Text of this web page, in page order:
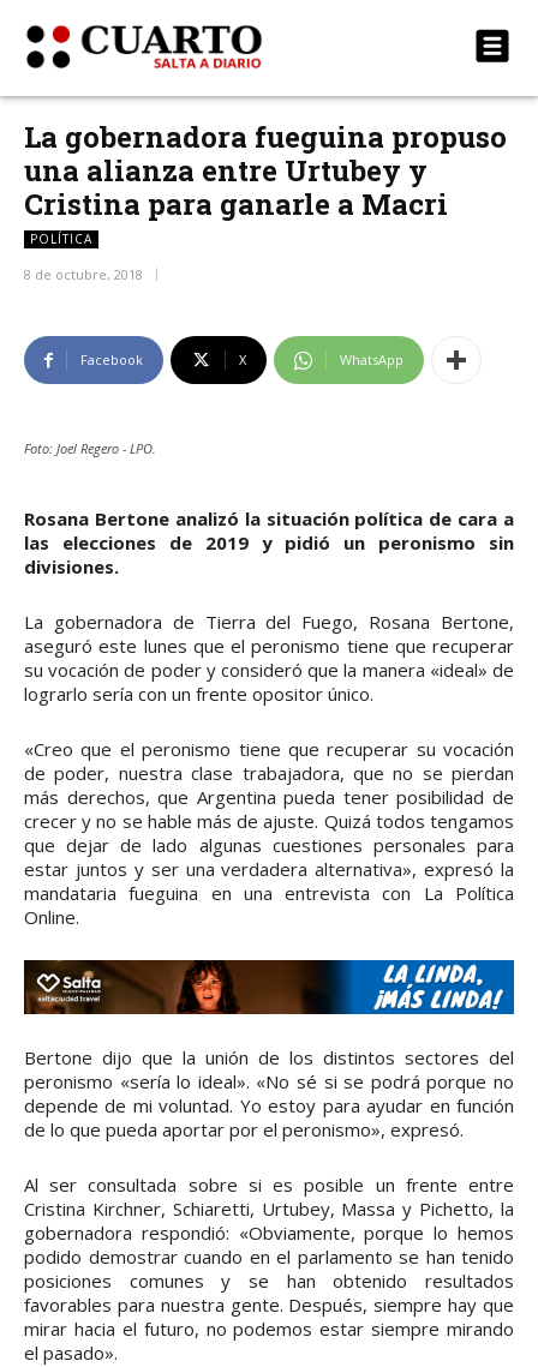
La gobernadora fueguina propuso
una alianza entre Urtubey y
Cristina para ganarle a Macri
POLÍTICA
8 de octubre, 2018
Facebook X WhatsApp
Foto: Joel Regero - LPO.
Rosana Bertone analizó la situación política de cara a
las elecciones de 2019 y pidió un peronismo sin
divisiones.
La gobernadora de Tierra del Fuego, Rosana Bertone,
aseguró este lunes que el peronismo tiene que recuperar
su vocación de poder y consideró que la manera «ideal» de
lograrlo sería con un frente opositor único.
«Creo que el peronismo tiene que recuperar su vocación
de poder, nuestra clase trabajadora, que no se pierdan
más derechos, que Argentina pueda tener posibilidad de
crecer y no se hable más de ajuste. Quizá todos tengamos
que dejar de lado algunas cuestiones personales para
estar juntos y ser una verdadera alternativa», expresó la
mandataria fueguina en una entrevista con La Política
Online.
Bertone dijo que la unión de los distintos sectores del
peronismo «sería lo ideal». «No sé si se podrá porque no
depende de mi voluntad. Yo estoy para ayudar en función
de lo que pueda aportar por el peronismo», expresó.
Al ser consultada sobre si es posible un frente entre
Cristina Kirchner, Schiaretti, Urtubey, Massa y Pichetto, la
gobernadora respondió: «Obviamente, porque lo hemos
podido demostrar cuando en el parlamento se han tenido
posiciones comunes y se han obtenido resultados
favorables para nuestra gente. Después, siempre hay que
mirar hacia el futuro, no podemos estar siempre mirando
el pasado».